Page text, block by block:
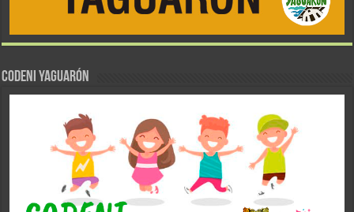
CODENI YAGUARÓN